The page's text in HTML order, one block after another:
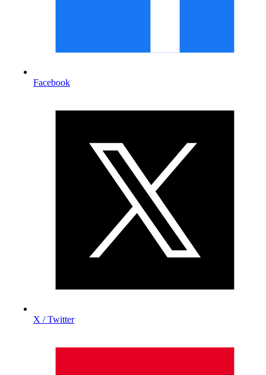
Facebook
X / Twitter